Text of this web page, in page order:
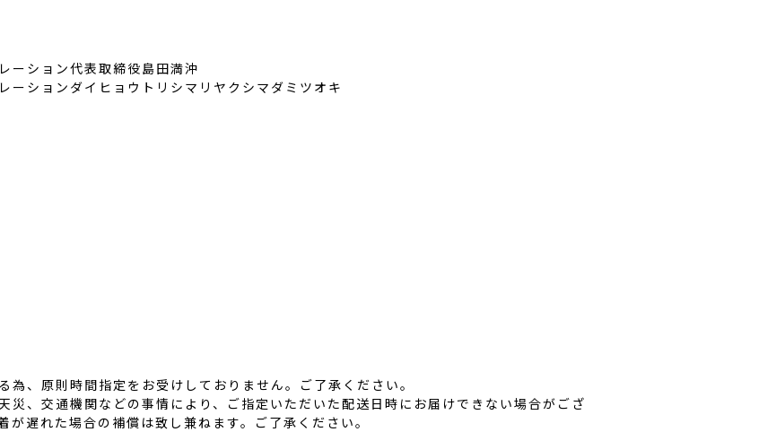
ーション代表取締役島田満沖
ーションダイヒョウトリシマリヤクシマダミツオキ
、原則時間指定をお受けしておりません。ご了承ください。
、交通機関などの事情により、ご指定いただいた配送日時にお届けできない場合がござ
遅れた場合の補償は致し兼ねます。ご了承ください。